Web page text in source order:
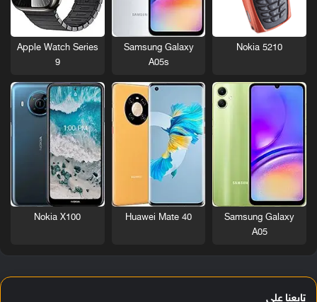
Nokia 5210
Samsung Galaxy
A05s
Apple Watch Series
9
Samsung Galaxy
A05
Huawei Mate 40
Nokia X100
تابعنا على